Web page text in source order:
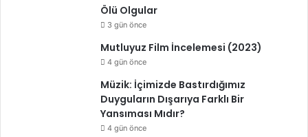
Ölü Olgular
3 gün önce
Mutluyuz Film İncelemesi (2023)
4 gün önce
Müzik: İçimizde Bastırdığımız
Duyguların Dışarıya Farklı Bir
Yansıması Mıdır?
4 gün önce